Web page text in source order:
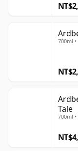
700ml •
Tale
700ml •